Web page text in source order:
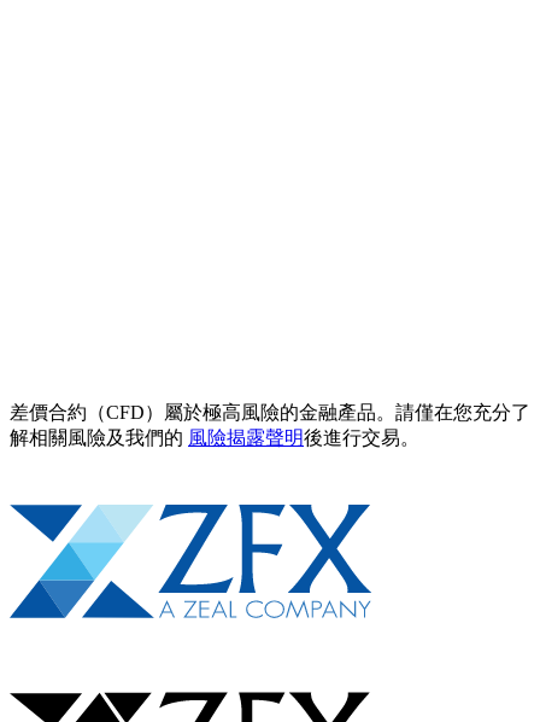
差價合約（CFD）屬於極高風險的金融產品。請僅在您充分了
解相關風險及我們的 風險揭露聲明後進行交易。